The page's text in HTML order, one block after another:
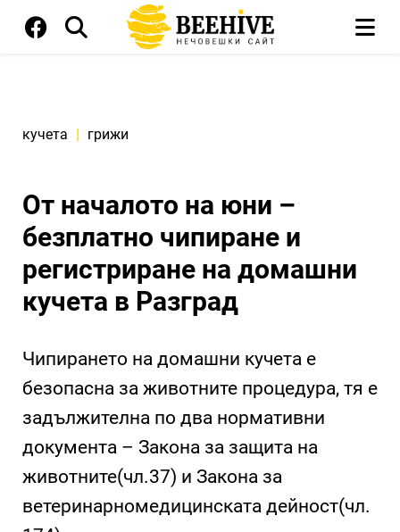
кучета | грижи
От началото на юни –
безплатно чипиране и
регистриране на домашни
кучета в Разград
Чипирането на домашни кучета е
безопасна за животните процедура, тя е
задължителна по два нормативни
документа – Закона за защита на
животните(чл.37) и Закона за
ветеринарномедицинската дейност(чл.